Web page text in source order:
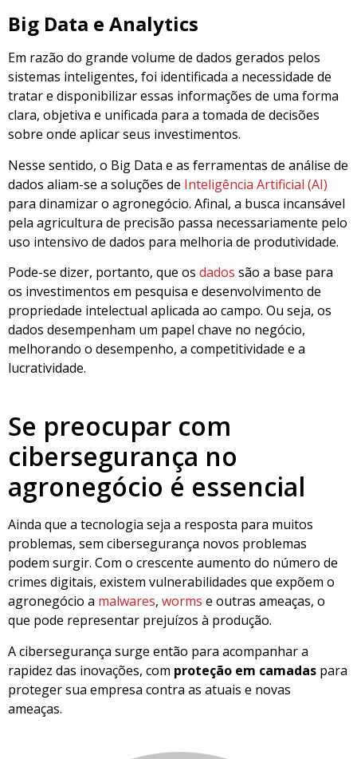
Big Data e Analytics
Em razão do grande volume de dados gerados pelos
sistemas inteligentes, foi identificada a necessidade de
tratar e disponibilizar essas informações de uma forma
clara, objetiva e unificada para a tomada de decisões
sobre onde aplicar seus investimentos.
Nesse sentido, o Big Data e as ferramentas de análise de
dados aliam-se a soluções de Inteligência Artificial (AI)
para dinamizar o agronegócio. Afinal, a busca incansável
pela agricultura de precisão passa necessariamente pelo
uso intensivo de dados para melhoria de produtividade.
Pode-se dizer, portanto, que os dados são a base para
os investimentos em pesquisa e desenvolvimento de
propriedade intelectual aplicada ao campo. Ou seja, os
dados desempenham um papel chave no negócio,
melhorando o desempenho, a competitividade e a
lucratividade.
Se preocupar com
cibersegurança no
agronegócio é essencial
Ainda que a tecnologia seja a resposta para muitos
problemas, sem cibersegurança novos problemas
podem surgir. Com o crescente aumento do número de
crimes digitais, existem vulnerabilidades que expõem o
agronegócio a malwares, worms e outras ameaças, o
que pode representar prejuízos à produção.
A cibersegurança surge então para acompanhar a
rapidez das inovações, com proteção em camadas para
proteger sua empresa contra as atuais e novas
ameaças.